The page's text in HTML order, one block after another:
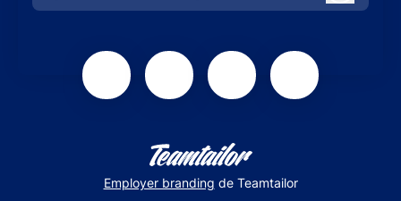
Employer branding de Teamtailor